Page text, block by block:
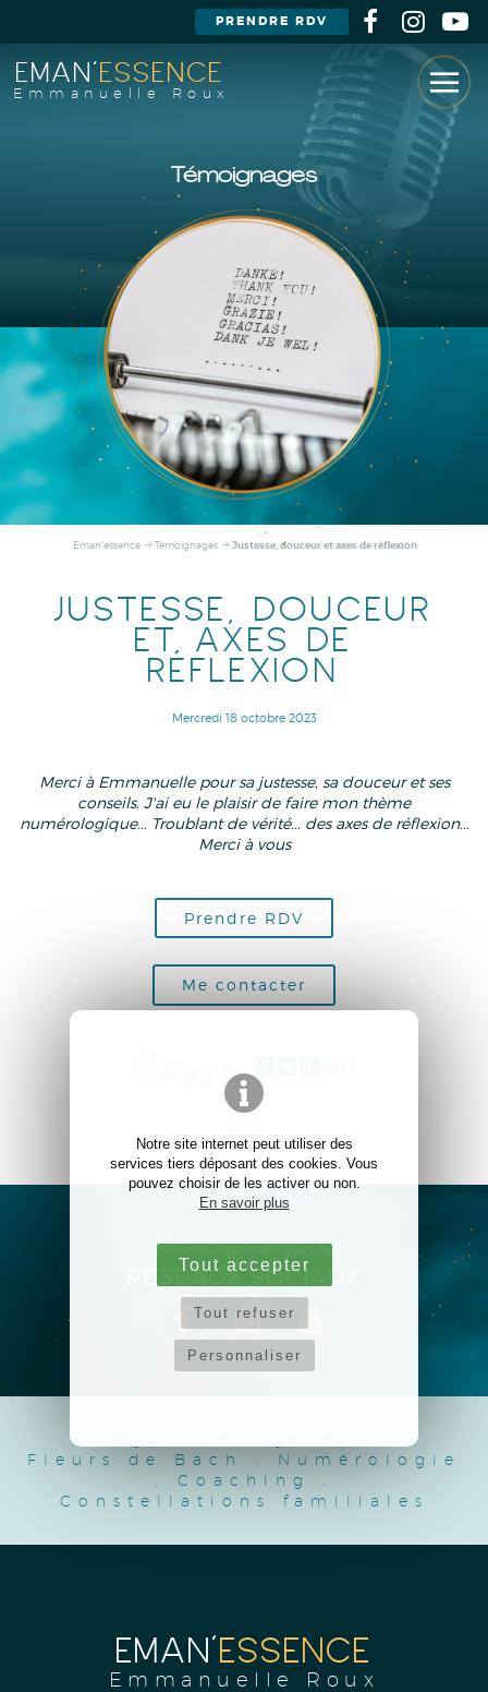
Notre site internet peut utiliser des
services tiers déposant des cookies. Vous
pouvez choisir de les activer ou non.
En savoir plus
Tout accepter
Tout refuser
Personnaliser
Témoignages
EMAN'ESSENCE
Emmanuelle Roux
PRENDRE RDV
Eman'essence Témoignages Justesse, douceur et axes de réflexion
JUSTESSE, DOUCEUR
ET AXES DE
RÉFLEXION
Mercredi 18 octobre 2023
Merci à Emmanuelle pour sa justesse, sa douceur et ses
conseils. J'ai eu le plaisir de faire mon thème
numérologique... Troublant de vérité... des axes de réflexion...
Merci à vous
Prendre RDV
Me contacter
Partagez sur
Retrouvez-moi sur les
RÉSEAUX SOCIAUX
Fleurs de Bach
Numérologie
Coaching
Constellations familiales
EMAN'ESSENCE
Emmanuelle Roux